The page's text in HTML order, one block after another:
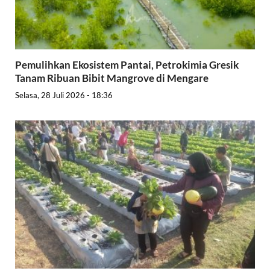
Pemulihkan Ekosistem Pantai, Petrokimia Gresik
Tanam Ribuan Bibit Mangrove di Mengare
Selasa, 28 Juli 2026 - 18:36